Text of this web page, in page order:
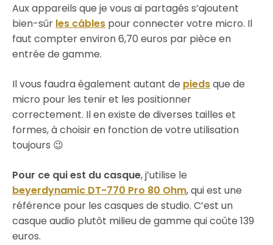
Aux appareils que je vous ai partagés s’ajoutent
bien-sûr les câbles pour connecter votre micro. Il
faut compter environ 6,70 euros par pièce en
entrée de gamme.
Il vous faudra également autant de piedsque de
micro pour les tenir et les positionner
correctement. Il en existe de diverses tailles et
formes, à choisir en fonction de votre utilisation
toujours 😉
Pour ce qui est du casque, j’utilise le
beyerdynamic DT-770 Pro 80 Ohm, qui est une
référence pour les casques de studio. C’est un
casque audio plutôt milieu de gamme qui coûte 139
euros.